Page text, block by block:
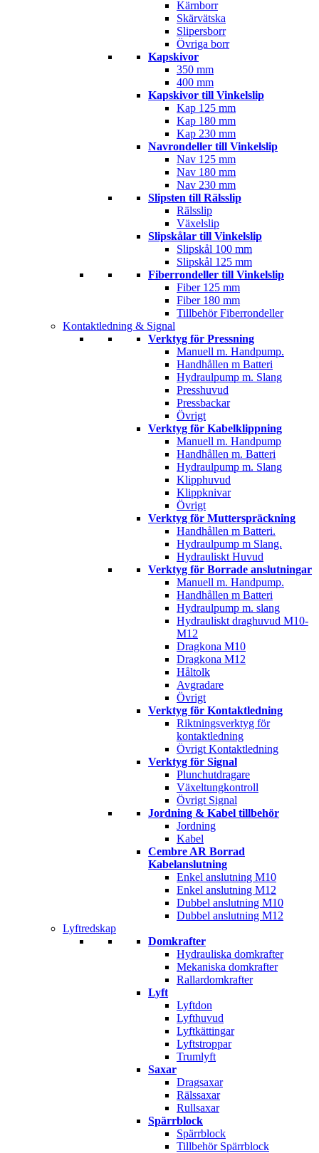
Kärnborr
Skärvätska
Slipersborr
Övriga borr
Kapskivor
350 mm
400 mm
Kapskivor till Vinkelslip
Kap 125 mm
Kap 180 mm
Kap 230 mm
Navrondeller till Vinkelslip
Nav 125 mm
Nav 180 mm
Nav 230 mm
Slipsten till Rälsslip
Rälsslip
Växelslip
Slipskålar till Vinkelslip
Slipskål 100 mm
Slipskål 125 mm
Fiberrondeller till Vinkelslip
Fiber 125 mm
Fiber 180 mm
Tillbehör Fiberrondeller
Kontaktledning & Signal
Verktyg för Pressning
Manuell m. Handpump.
Handhållen m Batteri
Hydraulpump m. Slang
Presshuvud
Pressbackar
Övrigt
Verktyg för Kabelklippning
Manuell m. Handpump
Handhållen m. Batteri
Hydraulpump m. Slang
Klipphuvud
Klippknivar
Övrigt
Verktyg för Mutterspräckning
Handhållen m Batteri.
Hydraulpump m Slang.
Hydrauliskt Huvud
Verktyg för Borrade anslutningar
Manuell m. Handpump.
Handhållen m Batteri
Hydraulpump m. slang
Hydrauliskt draghuvud M10-
M12
Dragkona M10
Dragkona M12
Håltolk
Avgradare
Övrigt
Verktyg för Kontaktledning
Riktningsverktyg för
kontaktledning
Övrigt Kontaktledning
Verktyg för Signal
Plunchutdragare
Växeltungkontroll
Övrigt Signal
Jordning & Kabel tillbehör
Jordning
Kabel
Cembre AR Borrad
Kabelanslutning
Enkel anslutning M10
Enkel anslutning M12
Dubbel anslutning M10
Dubbel anslutning M12
Lyftredskap
Domkrafter
Hydrauliska domkrafter
Mekaniska domkrafter
Rallardomkrafter
Lyft
Lyftdon
Lyfthuvud
Lyftkättingar
Lyftstroppar
Trumlyft
Saxar
Dragsaxar
Rälssaxar
Rullsaxar
Spärrblock
Spärrblock
Tillbehör Spärrblock